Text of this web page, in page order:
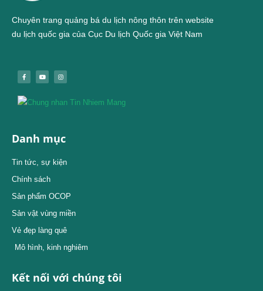
Chuyên trang quảng bá du lịch nông thôn trên website
du lịch quốc gia của Cục Du lịch Quốc gia Việt Nam
Danh mục
Tin tức, sự kiện
Chính sách
Sản phẩm OCOP
Sản vật vùng miền
Vẻ đẹp làng quê
Mô hình, kinh nghiêm
Kết nối với chúng tôi